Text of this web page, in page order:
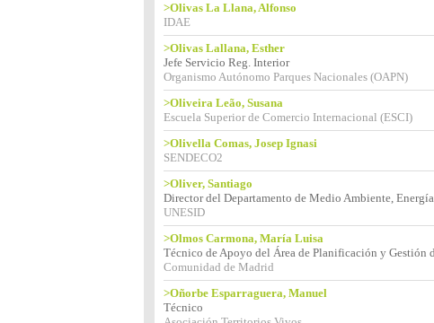
>Olivas La Llana, Alfonso
IDAE
>Olivas Lallana, Esther
Jefe Servicio Reg. Interior
Organismo Autónomo Parques Nacionales (OAPN)
>Oliveira Leão, Susana
Escuela Superior de Comercio Internacional (ESCI)
>Olivella Comas, Josep Ignasi
SENDECO2
>Oliver, Santiago
Director del Departamento de Medio Ambiente,
UNESID
>Olmos Carmona, María Luisa
Técnico de Apoyo del Área de Planificación y Gestión
Comunidad de Madrid
>Oñorbe Esparraguera, Manuel
Técnico